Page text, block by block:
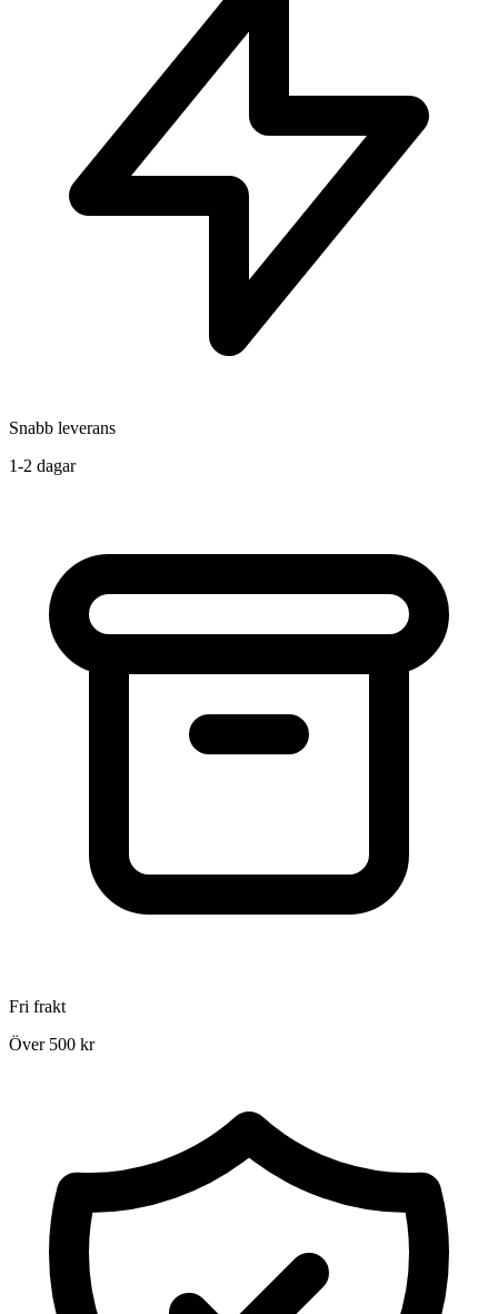
Snabb leverans
1-2 dagar
Fri frakt
Över 500 kr